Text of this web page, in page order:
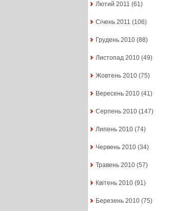
Лютий 2011 (61)
Січень 2011 (106)
Грудень 2010(88)
Листопад 2010(49)
Жовтень 2010(75)
Вересень 2010(41)
Серпень 2010(147)
Липень 2010(74)
Червень 2010(34)
Травень 2010(57)
Квітень 2010(91)
Березень 2010(75)